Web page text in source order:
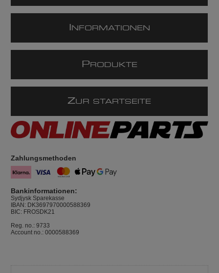
NFORMATIONEN
P RODUKTE
ZUR STARTSEITE
Zahlungsmethoden
Bankinformationen:
Sydjysk Sparekasse
IBAN: DK3697970000588369
BIC: FROSDK21
Reg. no.: 9733
Account no.: 0000588369